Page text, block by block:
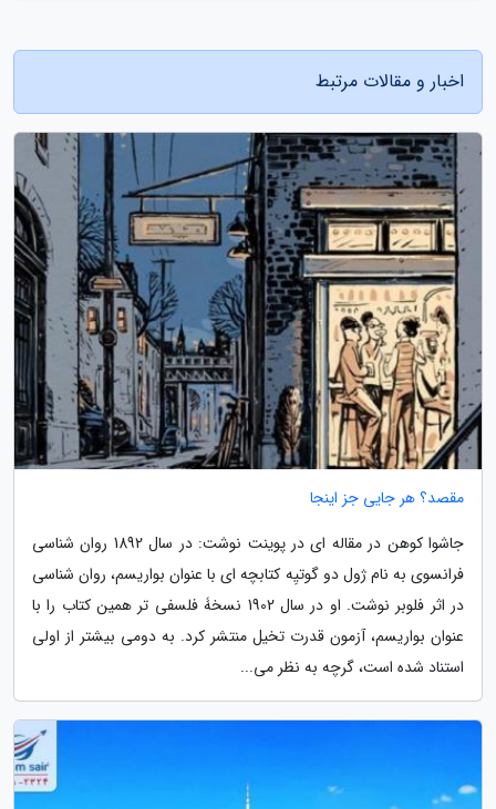
اخبار و مقالات مرتبط
مقصد؟ هر جایی جز اینجا
جاشوا کوهن در مقاله ای در پوینت نوشت: در سال 1892 روان شناسی
فرانسوی به نام ژول دو گوتیِه کتابچه ای با عنوان بواریسم، روان شناسی
در اثر فلوبر نوشت. او در سال 1902 نسخۀ فلسفی تر همین کتاب را با
عنوان بواریسم، آزمون قدرت تخیل منتشر کرد. به دومی بیشتر از اولی
استناد شده است، گرچه به نظر می...